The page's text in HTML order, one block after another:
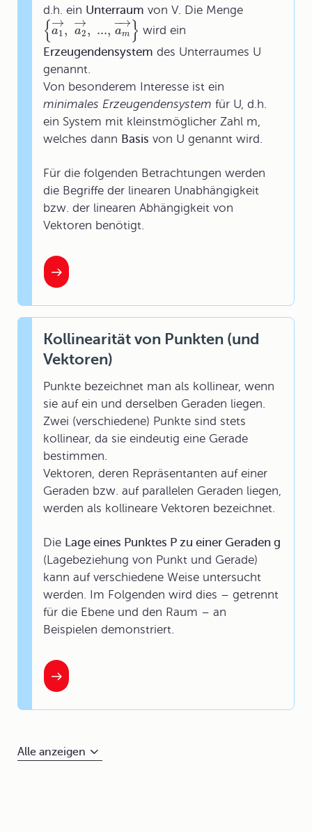
d.h. ein Unterraum von V. Die Menge
{ a1
→, a2
→, ..., am
−→} wird ein
Erzeugendensystem des Unterraumes U
genannt.
Von besonderem Interesse ist ein
minimales Erzeugendensystem für U, d.h.
ein System mit kleinstmöglicher Zahl m,
welches dann Basis von U genannt wird.
Für die folgenden Betrachtungen werden
die Begriffe der linearen Unabhängigkeit
bzw. der linearen Abhängigkeit von
Vektoren benötigt.
Kollinearität von Punkten (und
Vektoren)
Punkte bezeichnet man als kollinear, wenn
sie auf ein und derselben Geraden liegen.
Zwei (verschiedene) Punkte sind stets
kollinear, da sie eindeutig eine Gerade
bestimmen.
Vektoren, deren Repräsentanten auf einer
Geraden bzw. auf parallelen Geraden liegen,
werden als kollineare Vektoren bezeichnet.
Die Lage eines Punktes P zu einer Geraden g
(Lagebeziehung von Punkt und Gerade)
kann auf verschiedene Weise untersucht
werden. Im Folgenden wird dies – getrennt
für die Ebene und den Raum – an
Beispielen demonstriert.
Alle anzeigen